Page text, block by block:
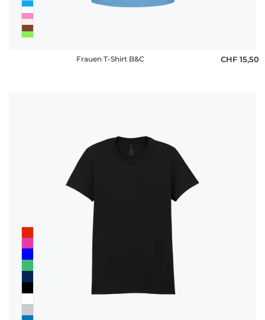
Frauen T-Shirt B&C CHF 15,50